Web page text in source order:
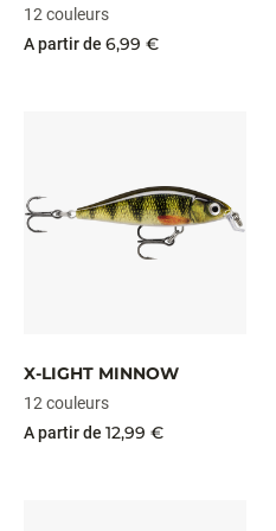
12 couleurs
A partir de 6,99 €
X-LIGHT MINNOW
12 couleurs
A partir de 12,99 €